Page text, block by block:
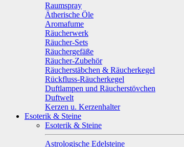
Raumspray
Ätherische Öle
Aromafume
Räucherwerk
Räucher-Sets
Räuchergefäße
Räucher-Zubehör
Räucherstäbchen & Räucherkegel
Rückfluss-Räucherkegel
Duftlampen und Räucherstövchen
Duftwelt
Kerzen u. Kerzenhalter
Esoterik & Steine
Esoterik & Steine
Astrologische Edelsteine